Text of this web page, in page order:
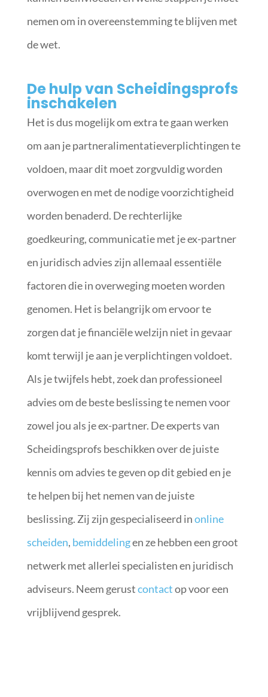
nemen om in overeenstemming te blijven met
de wet.
De hulp van Scheidingsprofs
inschakelen
Het is dus mogelijk om extra te gaan werken
om aan je partneralimentatieverplichtingen te
voldoen, maar dit moet zorgvuldig worden
overwogen en met de nodige voorzichtigheid
worden benaderd. De rechterlijke
goedkeuring, communicatie met je ex-partner
en juridisch advies zijn allemaal essentiële
factoren die in overweging moeten worden
genomen. Het is belangrijk om ervoor te
zorgen dat je financiële welzijn niet in gevaar
komt terwijl je aan je verplichtingen voldoet.
Als je twijfels hebt, zoek dan professioneel
advies om de beste beslissing te nemen voor
zowel jou als je ex-partner. De experts van
Scheidingsprofs beschikken over de juiste
kennis om advies te geven op dit gebied en je
te helpen bij het nemen van de juiste
beslissing. Zij zijn gespecialiseerd inonline
scheiden, bemiddelingen ze hebben een groot
netwerk met allerlei specialisten en juridisch
adviseurs. Neem gerustcontactop voor een
vrijblijvend gesprek.